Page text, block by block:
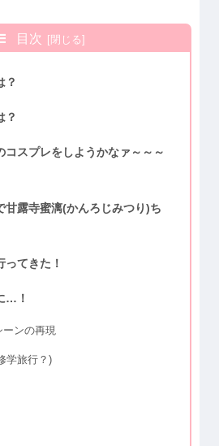
目次
？
？
コスプレをしようかなァ～～～
甘露寺蜜漓(かんろじみつり)ち
ってきた！
…！
ンの再現
学旅行？)